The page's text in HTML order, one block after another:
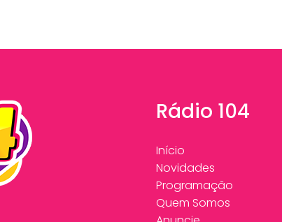
Rádio 104
Início
Novidades
Programação
Quem Somos